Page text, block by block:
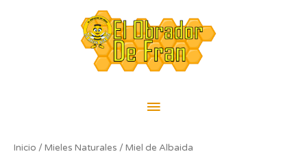
Menú
principal
Inicio /Mieles Naturales / Miel de Albaida